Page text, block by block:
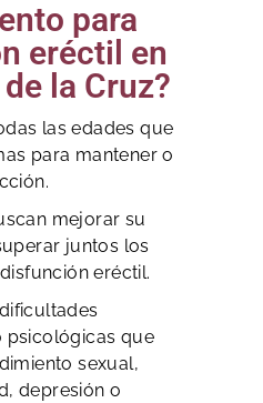
para
eréctil en
la Cruz?
las edades que
para mantener o
mejorar su
juntos los
eréctil.
psicológicas que
sexual,
depresión o